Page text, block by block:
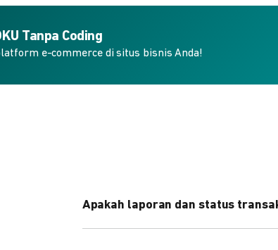
Tanpa Coding
e-commerce di situs bisnis Anda!
Apakah laporan dan status